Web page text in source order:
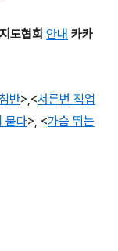
도협회 안내 카카
반>,<서른번 직업
묻다>, <가슴 뛰는